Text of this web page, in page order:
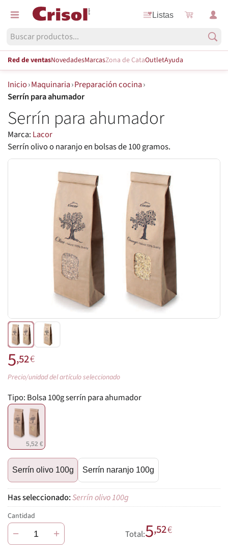
Listas
Red de ventasNovedadesMarcasZona de CataOutletAyuda
Inicio›Maquinaria›Preparación cocina›
Serrín para ahumador
Serrín para ahumador
Marca: Lacor
Serrín olivo o naranjo en bolsas de 100 gramos.
5,52€
Precio/unidad del artículo seleccionado
Tipo: Bolsa 100g serrín para ahumador
5,52 €
Serrín olivo 100g Serrín naranjo 100g
Serrín olivo 100g
Cantidad
− + Total:5,52€